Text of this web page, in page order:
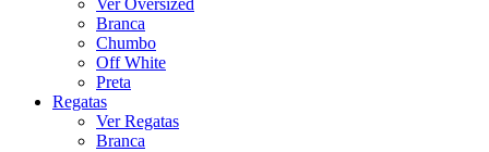
Ver Oversized
Branca
Chumbo
Off White
Preta
Regatas
Ver Regatas
Branca